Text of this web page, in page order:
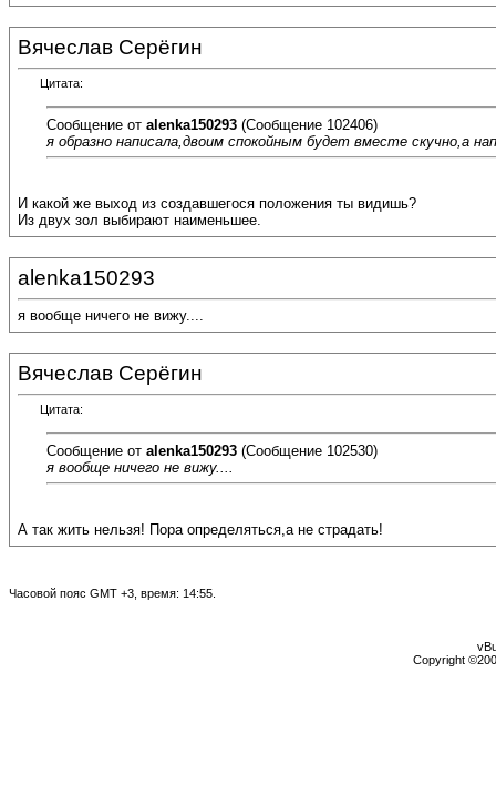
Вячеслав Серёгин
Цитата:
Сообщение от alenka150293 (Сообщение 102406)
я образно написала,двоим спокойным будет вместе скучно,а
И какой же выход из создавшегося положения ты видишь?
Из двух зол выбирают наименьшее.
alenka150293
я вообще ничего не вижу....
Вячеслав Серёгин
Цитата:
Сообщение от alenka150293 (Сообщение 102530)
я вообще ничего не вижу....
А так жить нельзя! Пора определяться,а не страдать!
Часовой пояс GMT +3, время: 14:55
Copyright